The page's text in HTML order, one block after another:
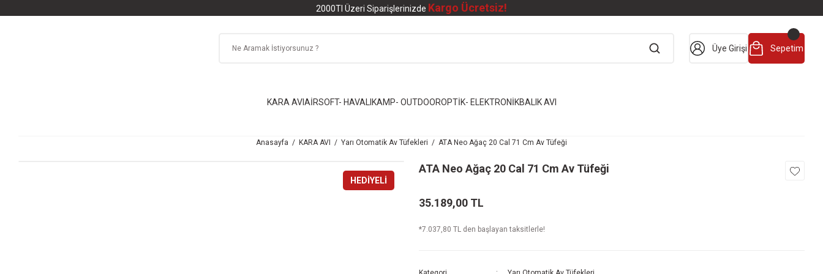
2000Tl Üzeri Siparişlerinizde Kargo Ücretsiz!
Üye Girişi Sepetim
KARA AVIAİRSOFT- HAVALI KAMP- OUTDOOROPTİK- ELEKTRONİKBALIK AVI
Anasayfa KARA AVI Yarı Otomatik Av Tüfekleri ATA Neo Ağaç 20 Cal 71 Cm Av Tüfeği
HEDİYELİ
ATA Neo Ağaç 20 Cal 71 Cm Av Tüfeği
35.189,00 TL
*7.037,80 TL den başlayan taksitlerle!